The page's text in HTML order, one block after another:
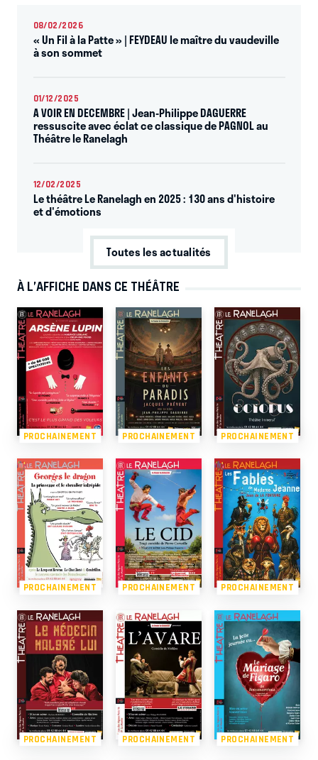
08/02/2026
« Un Fil à la Patte » | FEYDEAU le maître du vaudeville
à son sommet
01/12/2025
A VOIR EN DECEMBRE | Jean-Philippe DAGUERRE
ressuscite avec éclat ce classique de PAGNOL au
Théâtre le Ranelagh
12/02/2025
Le théâtre Le Ranelagh en 2025 : 130 ans d'histoire
et d'émotions
Toutes les actualités
À L’AFFICHE DANS CE THÉÂTRE
PROCHAINEMENT PROCHAINEMENT PROCHAINEMENT
PROCHAINEMENT PROCHAINEMENT PROCHAINEMENT
PROCHAINEMENT PROCHAINEMENT PROCHAINEMENT